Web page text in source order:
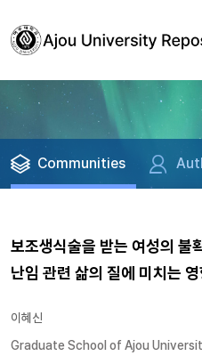
Communities
보조생식술을 받는 여성의 불
난임 관련 삶의 질에 미치는
이혜신
Graduate School of Ajou